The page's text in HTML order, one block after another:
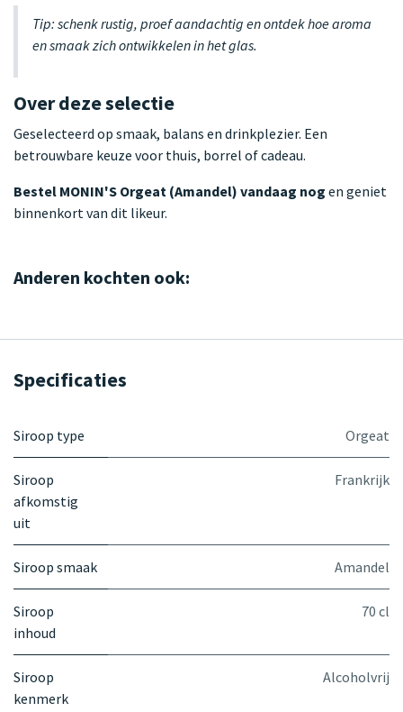
Tip: schenk rustig, proef aandachtig en ontdek hoe aroma
en smaak zich ontwikkelen in het glas.
Over deze selectie
Geselecteerd op smaak, balans en drinkplezier. Een
betrouwbare keuze voor thuis, borrel of cadeau.
Bestel MONIN'S Orgeat (Amandel) vandaag nog en geniet
binnenkort van dit likeur.
Anderen kochten ook:
Specificaties
Siroop type Orgeat
Siroop
afkomstig
uit
Frankrijk
Siroop smaak Amandel
Siroop
inhoud
70 cl
Siroop
kenmerk
Alcoholvrij